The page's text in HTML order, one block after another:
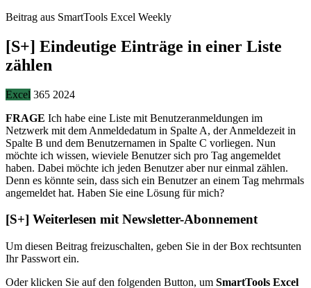
Beitrag aus SmartTools Excel Weekly
[S+] Eindeutige Einträge in einer Liste
zählen
Excel 365 2024
FRAGE Ich habe eine Liste mit Benutzeranmeldungen im
Netzwerk mit dem Anmeldedatum in Spalte A, der Anmeldezeit in
Spalte B und dem Benutzernamen in Spalte C vorliegen. Nun
möchte ich wissen, wieviele Benutzer sich pro Tag angemeldet
haben. Dabei möchte ich jeden Benutzer aber nur einmal zählen.
Denn es könnte sein, dass sich ein Benutzer an einem Tag mehrmals
angemeldet hat. Haben Sie eine Lösung für mich?
[S+] Weiterlesen mit Newsletter-Abonnement
Um diesen Beitrag freizuschalten, geben Sie in der Box rechtsunten
Ihr Passwort ein.
Oder klicken Sie auf den folgenden Button, um SmartTools Excel